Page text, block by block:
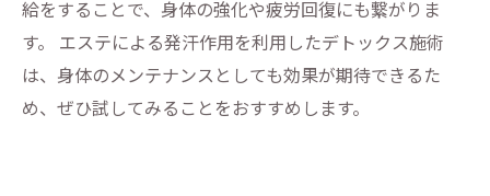
給をすることで、身体の強化や疲労回復にも繋がりま
す。 エステによる発汗作用を利用したデトックス施術
は、身体のメンテナンスとしても効果が期待できるた
め、ぜひ試してみることをおすすめします。